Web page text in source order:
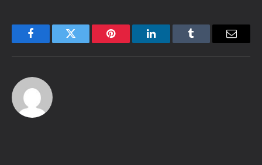
FacebookTwitter Pinterest LinkedInTumblr Email